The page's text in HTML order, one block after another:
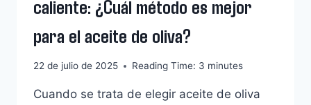
caliente: ¿Cuál método es mejor
para el aceite de oliva?
22 de julio de 2025 Reading Time: 3 minutes
Cuando se trata de elegir aceite de oliva